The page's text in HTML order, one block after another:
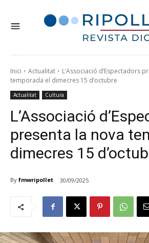
Inici Actualitat
L’Associació d’Espectadors
temporada el dimecres 15 d’octubre
Actualitat Cultura
L’Associació
presenta la nova
dimecres 15
By fmwripollet 30/09/2025